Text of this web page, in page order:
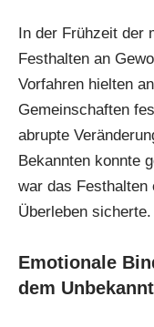
In der Frühzeit der
Festhalten an
Vorfahren hielten
Gemeinschaften
abrupte
Bekannten konnte
war das Festhalten
Überleben sicherte.
Emotionale
dem